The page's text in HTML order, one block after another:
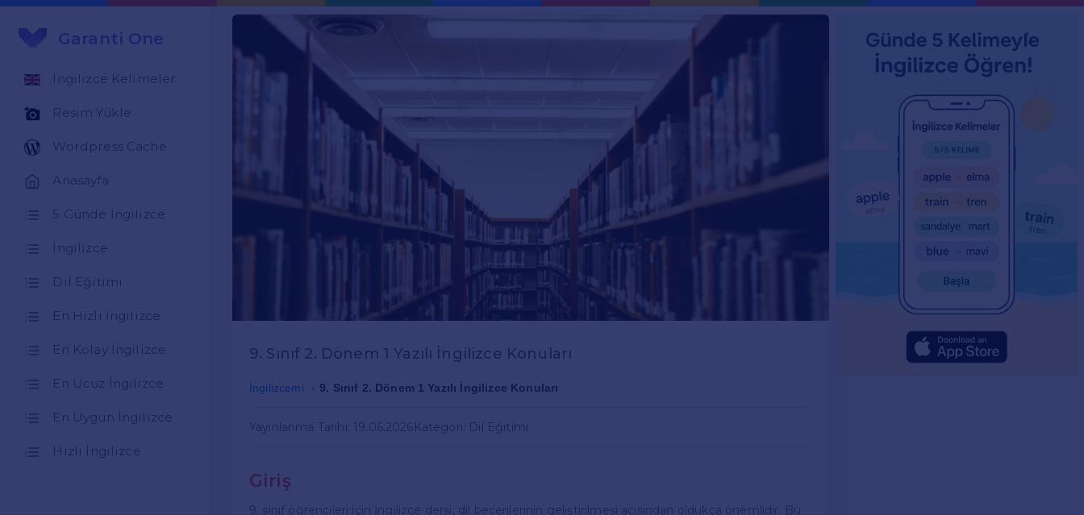
Garanti One
İngilizce Kelimeler
Resim Yükle
Wordpress Cache
Anasayfa
5 Günde İngilizce
İngilizce
Dil Eğitimi
En Hızlı İngilizce
En Kolay İngilizce
En Ucuz İngilizce
En Uygun İngilizce
Hızlı İngilizce
9. Sınıf 2. Dönem 1 Yazılı İngilizce Konuları
İngilizcemi 9. Sınıf 2. Dönem 1 Yazılı İngilizce Konuları
Yayınlanma Tarihi: 19.06.2026 Kategori: Dil Eğitimi
Giriş
9. sınıf öğrencileri için İngilizce dersi, dil becerilerinin geliştirilmesi açısından oldukça önemlidir. Bu